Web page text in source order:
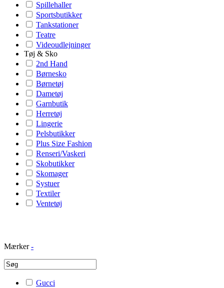
Spillehaller
Sportsbutikker
Tankstationer
Teatre
Videoudlejninger
Tøj & Sko
2nd Hand
Børnesko
Børnetøj
Dametøj
Garnbutik
Herretøj
Lingerie
Pelsbutikker
Plus Size Fashion
Renseri/Vaskeri
Skobutikker
Skomager
Systuer
Textiler
Ventetøj
Mærker -
Gucci